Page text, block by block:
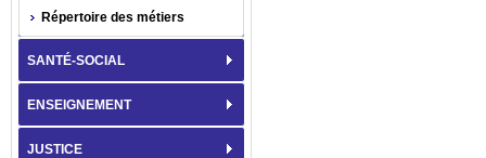
Répertoire des métiers
SANTÉ-SOCIAL
ENSEIGNEMENT
JUSTICE